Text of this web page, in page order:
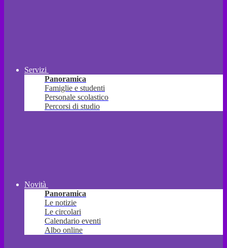
Servizi
Panoramica
Famiglie e studenti
Personale scolastico
Percorsi di studio
Novità
Panoramica
Le notizie
Le circolari
Calendario eventi
Albo online